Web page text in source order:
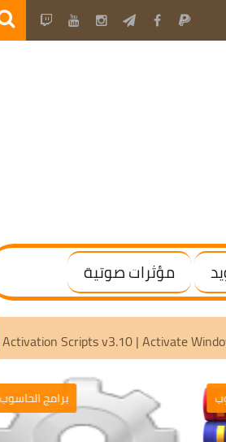
مؤثرات صوتية
Microsoft Activation Scripts v3.10 |
برامج الحاسوب